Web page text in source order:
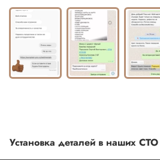
Установка деталей в наших СТО